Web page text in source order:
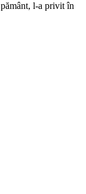
l-a privit în